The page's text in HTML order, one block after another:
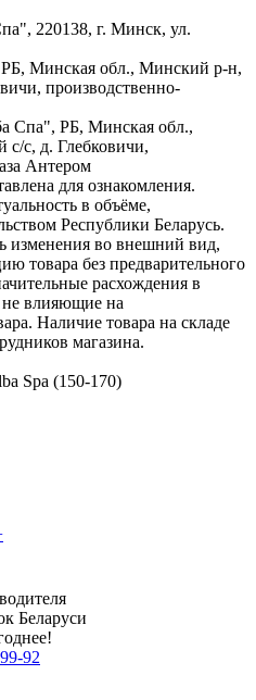
220138, г. Минск, ул.
Минская обл., Минский р-н,
производственно-
Спа", РБ, Минская обл.,
с, д. Глебковичи,
Антером
для ознакомления.
в объёме,
Республики Беларусь.
изменения во внешний вид,
товара без предварительного
расхождения в
влияющие на
Наличие товара на складе
магазина.
Spa (150-170)
Беларуси
92